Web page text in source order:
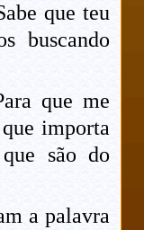
que teu
buscando
que me
importa
são do
a palavra